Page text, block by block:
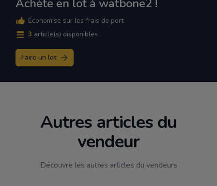
Achète en lot à watbone2 !
Économise sur les frais de port
3 article(s) disponibles
Faire un lot
Autres articles du
vendeur
Découvre les autres articles du vendeurs